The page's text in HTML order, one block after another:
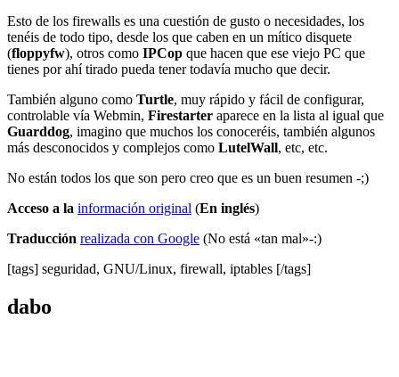
Esto de los firewalls es una cuestión de gusto o necesidades, los
tenéis de todo tipo, desde los que caben en un mítico disquete
(floppyfw), otros como IPCop que hacen que ese viejo PC que
tienes por ahí tirado pueda tener todavía mucho que decir.
También alguno como Turtle, muy rápido y fácil de configurar,
controlable vía Webmin, Firestarter aparece en la lista al igual que
Guarddog, imagino que muchos los conoceréis, también algunos
más desconocidos y complejos como LutelWall, etc, etc.
No están todos los que son pero creo que es un buen resumen -;)
Acceso a la información original (En inglés)
Traducción realizada con Google (No está «tan mal»-:)
[tags] seguridad, GNU/Linux, firewall, iptables [/tags]
dabo